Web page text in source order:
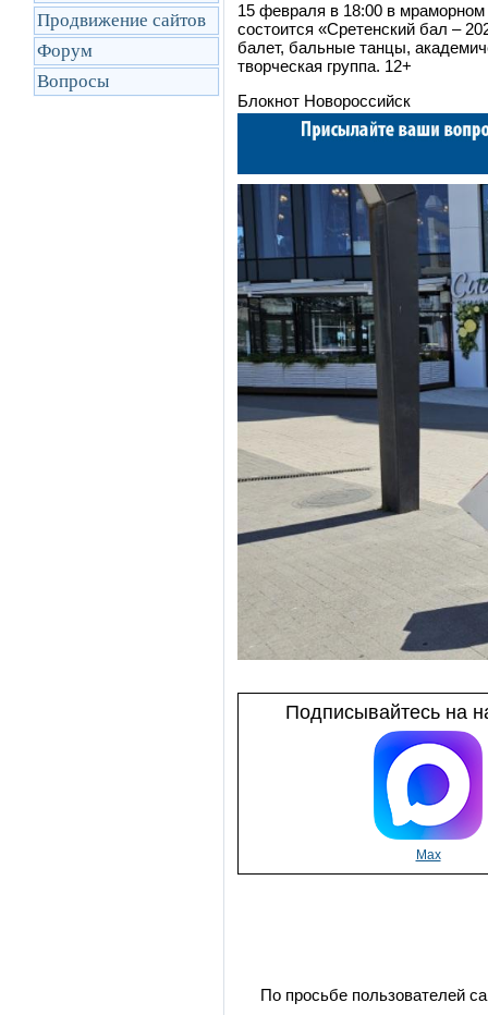
Продвижение сайтов
Форум
Вопросы
15 февраля в 18:00 в
состоится «Сретенский бал –
балет, бальные танцы,
творческая группа. 12+
Блокнот Новороссийск
Подписывайтесь на
Max
По просьбе пользователей